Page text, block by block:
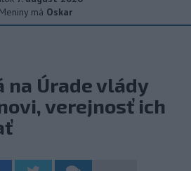
Meniny má Oskar
na Úrade vlády
verejnosť ich